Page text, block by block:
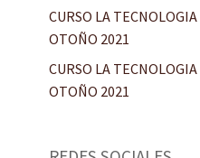
CURSO LA
OTOÑO 2021
CURSO LA
OTOÑO 2021